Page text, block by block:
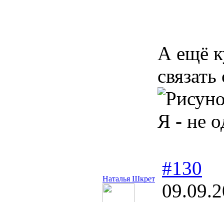
А ещё
Я - не
Наталья Шкрет
#130